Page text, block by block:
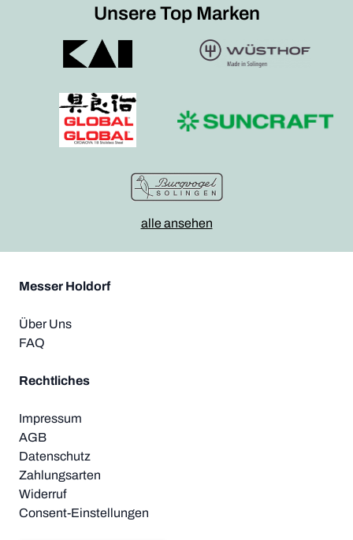
Unsere Top Marken
alle ansehen
Messer Holdorf
Über Uns
FAQ
Rechtliches
Impressum
AGB
Datenschutz
Zahlungsarten
Widerruf
Consent-Einstellungen